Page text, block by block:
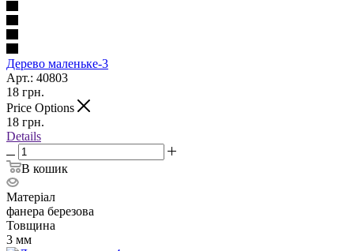
Дерево маленьке-3
Арт.: 40803
18 грн.
Price Options
18 грн.
Details
В кошик
Матеріал
фанера березова
Товщина
3 мм